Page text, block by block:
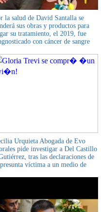
la salud de David Santalla se
sus obras y productos para
su tratamiento, el 2019, fue
con cáncer de sangre
Urquieta Abogada de Evo
pide investigar a Del Castillo
tras las declaraciones de
víctima a un medio de